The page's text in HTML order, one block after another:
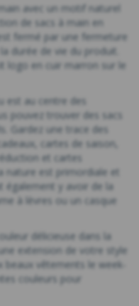
avec un motif naturel
de sacs à main en
fermé par une fermeture
durée de vie du produit.
logo en cuir marron sur le
est au centre des
pouvez trouver des sacs
Gardez une trace des
cartes de saison,
et cartes
nature est primordiale et
également y avoir de la
à lèvres ou un casque
délicieuse dans la
extension de votre style
vêtements le week-
couleurs pour